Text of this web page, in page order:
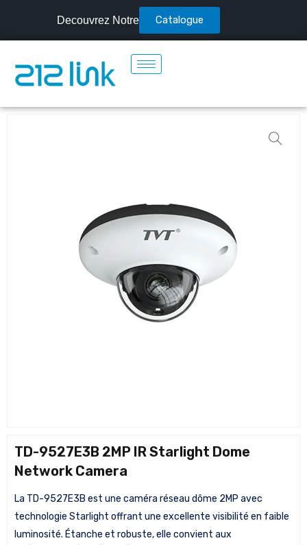
Decouvrez Notre Catalogue
TD-9527E3B 2MP IR Starlight Dome
Network Camera
La TD-9527E3B est une caméra réseau dôme 2MP avec
technologie Starlight offrant une excellente visibilité en faible
luminosité. Étanche et robuste, elle convient aux